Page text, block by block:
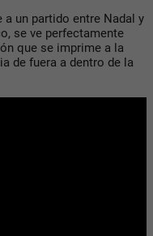
un partido entre Nadal y
se ve perfectamente
que se imprime a la
de fuera a dentro de la